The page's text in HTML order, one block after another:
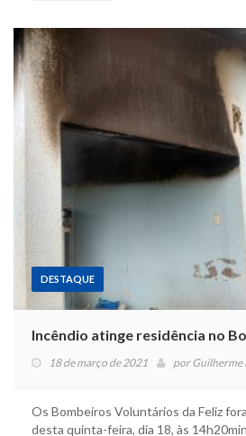
DESTAQUE
Incêndio atinge residência no
18 de março de 2021 porGuilherme
Os Bombeiros Voluntários da Feliz
desta quinta-feira, dia 18, às